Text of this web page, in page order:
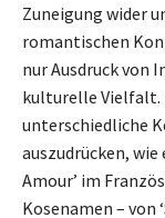
Zuneigung wider
romantischen
nur Ausdruck von
kulturelle Vielfalt.
unterschiedliche
auszudrücken, wie
Amour’ im
Kosenamen – von